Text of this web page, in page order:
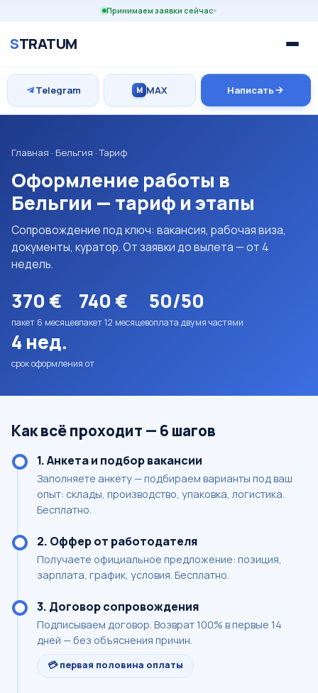
Принимаем заявки сейчас
STRATUM
Telegram M MAX Написать
Главная · Бельгия · Тариф
Оформление работы в
Бельгии — тариф и этапы
Сопровождение под ключ: вакансия, рабочая виза,
документы, куратор. От заявки до вылета — от 4
недель.
370 €
пакет 6 месяцев
740 €
пакет 12 месяцев
50/50
оплата двумя частями
4 нед.
срок оформления от
Как всё проходит — 6 шагов
1. Анкета и подбор вакансии
Заполняете анкету — подбираем варианты под ваш
опыт: склады, производство, упаковка, логистика.
Бесплатно.
2. Оффер от работодателя
Получаете официальное предложение: позиция,
зарплата, график, условия. Бесплатно.
3. Договор сопровождения
Подписываем договор. Возврат 100% в первые 14
дней — без объяснения причин.
💳 первая половина оплаты